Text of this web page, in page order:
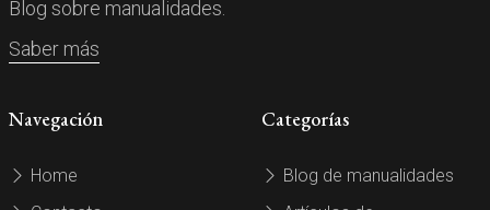
Blog sobre manualidades.
Saber más
Navegación
Home
Categorías
Blog de manualidades